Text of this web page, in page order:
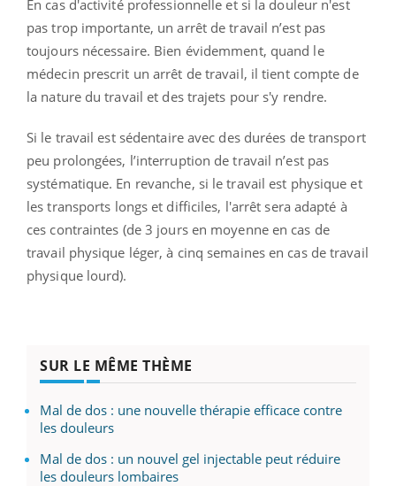
En cas d'activité professionnelle et si la douleur n'est
pas trop importante, un arrêt de travail n’est pas
toujours nécessaire. Bien évidemment, quand le
médecin prescrit un arrêt de travail, il tient compte de
la nature du travail et des trajets pour s'y rendre.
Si le travail est sédentaire avec des durées de transport
peu prolongées, l’interruption de travail n’est pas
systématique. En revanche, si le travail est physique et
les transports longs et difficiles, l'arrêt sera adapté à
ces contraintes (de 3 jours en moyenne en cas de
travail physique léger, à cinq semaines en cas de travail
physique lourd).
SUR LE MÊME THÈME
Mal de dos : une nouvelle thérapie efficace contre
les douleurs
Mal de dos : un nouvel gel injectable peut réduire
les douleurs lombaires